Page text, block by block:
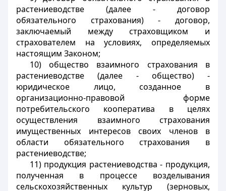
растениеводстве (далее - договор
обязательного страхования) - договор,
заключаемый между страховщиком и
страхователем на условиях, определяемых
настоящим Законом;
10) общество взаимного страхования в
растениеводстве (далее - общество) -
юридическое лицо, созданное в
организационно-правовой форме
потребительского кооператива в целях
осуществления взаимного страхования
имущественных интересов своих членов в
области обязательного страхования в
растениеводстве;
11) продукция растениеводства - продукция,
полученная в процессе возделывания
сельскохозяйственных культур (зерновых,